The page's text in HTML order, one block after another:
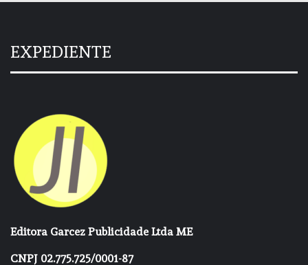
EXPEDIENTE
Editora Garcez Publicidade Ltda ME
CNPJ 02.775.725/0001-87